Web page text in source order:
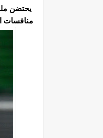
منافسات